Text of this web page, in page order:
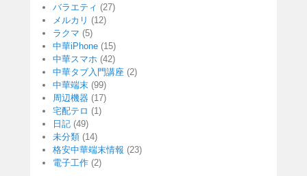
バラエティ (27)
メルカリ (12)
ラクマ (5)
中華iPhone (15)
中華スマホ (42)
中華タブ入門講座 (2)
中華端末 (99)
周辺機器 (17)
宅配テロ (1)
日記 (49)
未分類 (14)
格安中華端末情報 (23)
電子工作 (2)